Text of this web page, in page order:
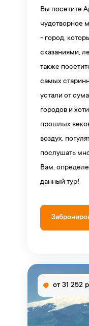
Вы посетите
чудотворное
- город,
сказаниями,
также
самых
устали от
городов и
прошлых
воздух,
послушать
Вам,
данный тур!
от 31 252